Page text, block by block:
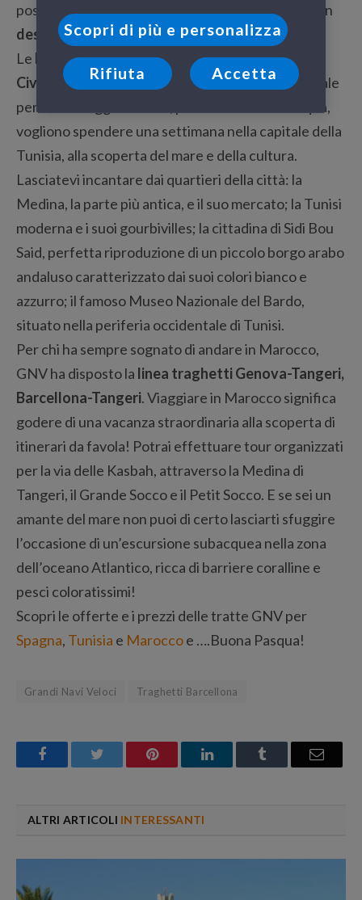
possibilità di viaggiare su uno dei suoi traghetti con
destinazione Tunisia e Marocco!
Le linee traghetti Genova-Tunisi, Roma
Civitavecchia-Tunisi e Palermo-Tunisisono l’ideale
per tutti i viaggiatori che, per le vacanze di Pasqua,
vogliono spendere una settimana nella capitale della
Tunisia, alla scoperta del mare e della cultura.
Lasciatevi incantare dai quartieri della città: la
Medina, la parte più antica, e il suo mercato; la Tunisi
moderna e i suoi gourbivilles; la cittadina di Sidi Bou
Said, perfetta riproduzione di un piccolo borgo arabo
andaluso caratterizzato dai suoi colori bianco e
azzurro; il famoso Museo Nazionale del Bardo,
situato nella periferia occidentale di Tunisi.
Per chi ha sempre sognato di andare in Marocco,
GNV ha disposto la linea traghetti Genova-Tangeri,
Barcellona-Tangeri. Viaggiare in Marocco significa
godere di una vacanza straordinaria alla scoperta di
itinerari da favola! Potrai effettuare tour organizzati
per la via delle Kasbah, attraverso la Medina di
Tangeri, il Grande Socco e il Petit Socco. E se sei un
amante del mare non puoi di certo lasciarti sfuggire
l’occasione di un’escursione subacquea nella zona
dell’oceano Atlantico, ricca di barriere coralline e
pesci coloratissimi!
Scopri le offerte e i prezzi delle tratte GNV per
Spagna, Tunisia e Maroccoe ….Buona Pasqua!
Grandi Navi Veloci Traghetti Barcellona
FacebookTwitter Pinterest LinkedInTumblr Email
ALTRI ARTICOLI INTERESSANTI
Scopri di più e personalizza
Rifiuta Accetta